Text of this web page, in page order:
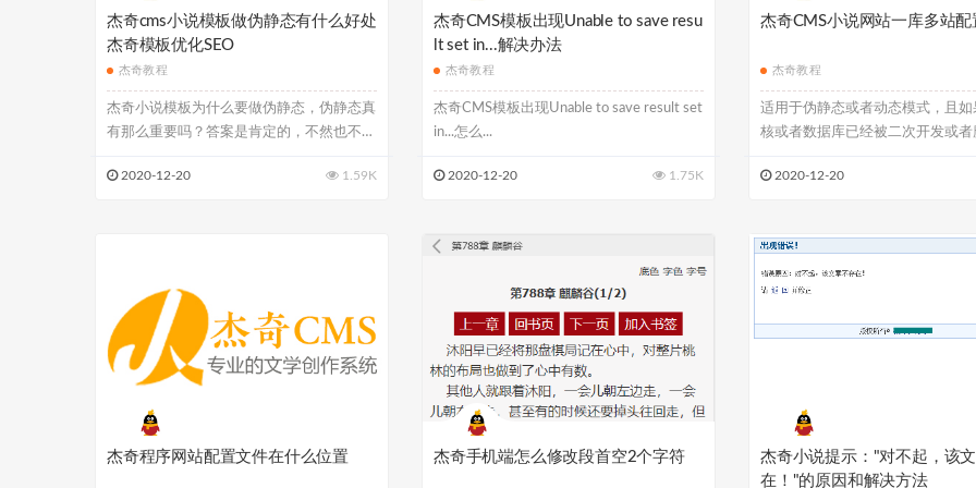
杰奇cms小说模板做伪静态有什么好处
杰奇模板优化SEO
杰奇教程
杰奇小说模板为什么要做伪静态，伪静态真
有那么重要吗？答案是肯定的，不然也不会
2020-12-20 1.59K
杰奇CMS模板出现Unable to save resu
lt set in...解决办法
杰奇教程
杰奇CMS模板出现Unable to save result set
in...怎么...
2020-12-20 1.75K
杰奇CMS小说网站一库多站配
杰奇教程
适用于伪静态或者动态模式，且如
核或者数据库已经被二次开发或者
2020-12-20
杰奇程序网站配置文件在什么位置 杰奇手机端怎么修改段首空2个字符
杰奇小说提示："对不起，该
在！"的原因和解决方法